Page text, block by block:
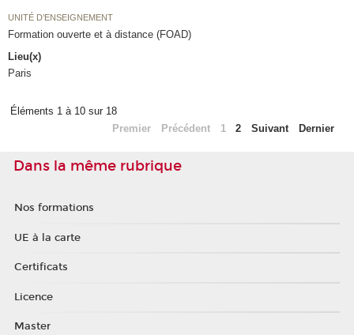
UNITÉ D’ENSEIGNEMENT
Formation ouverte et à distance (FOAD)
Lieu(x)
Paris
Éléments 1 à 10 sur 18
Premier
Précédent 1 2 Suivant Dernier
Dans la même rubrique
Nos formations
UE à la carte
Certificats
Licence
Master